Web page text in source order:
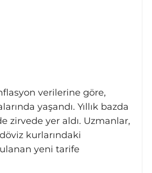
verilerine göre,
yaşandı. Yıllık bazda
zirvede yer aldı. Uzmanlar,
kurlarındaki
yeni tarife